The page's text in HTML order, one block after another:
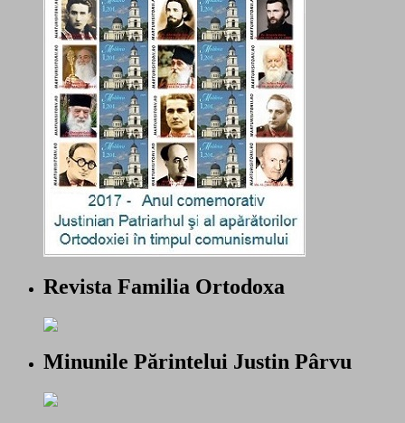
Revista Familia Ortodoxa
Minunile Părintelui Justin Pârvu